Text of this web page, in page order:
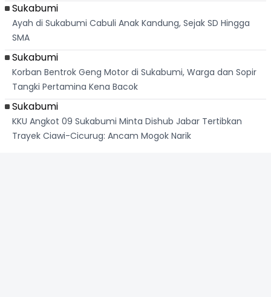
Sukabumi
Ayah di Sukabumi Cabuli Anak Kandung, Sejak SD Hingga
SMA
Sukabumi
Korban Bentrok Geng Motor di Sukabumi, Warga dan Sopir
Tangki Pertamina Kena Bacok
Sukabumi
KKU Angkot 09 Sukabumi Minta Dishub Jabar Tertibkan
Trayek Ciawi-Cicurug: Ancam Mogok Narik